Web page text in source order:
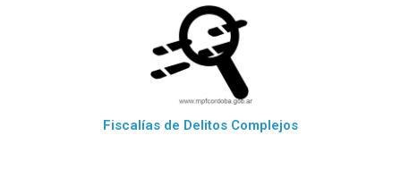
Fiscalías de Delitos Complejos